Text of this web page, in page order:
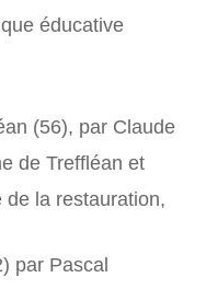
éducative
(56), par Claude
de Treffléan et
de la restauration,
par Pascal